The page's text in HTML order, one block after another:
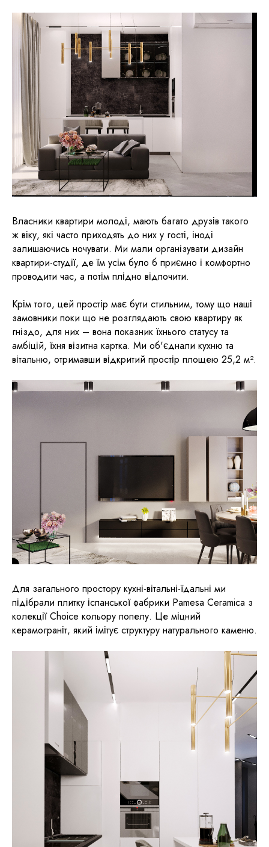
Власники квартири молоді, мають багато друзів такого
ж віку, які часто приходять до них у гості, іноді
залишаючись ночувати. Ми мали організувати дизайн
квартири-студії, де їм усім було б приємно і комфортно
проводити час, а потім плідно відпочити.
Крім того, цей простір має бути стильним, тому що наші
замовники поки що не розглядають свою квартиру як
гніздо, для них – вона показник їхнього статусу та
амбіцій, їхня візитна картка. Ми об'єднали кухню та
вітальню, отримавши відкритий простір площею 25,2 м².
Для загального простору кухні-вітальні-їдальні ми
підібрали плитку іспанської фабрики Pamesa Ceramica з
колекції Choice кольору попелу. Це міцний
керамограніт, який імітує структуру натурального каменю.